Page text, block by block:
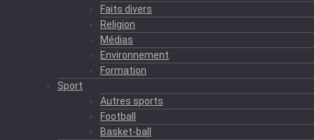
Faits divers
Religion
Médias
Environnement
Formation
Sport
Autres sports
Football
Basket-ball